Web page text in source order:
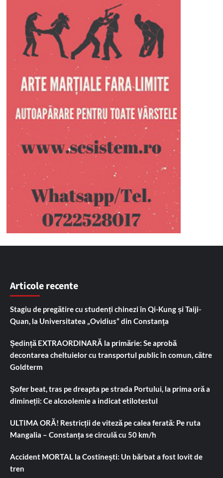
Articole recente
Stagiu de pregătire cu studenți chinezi în Qi-Kung și Taiji-
Quan, la Universitatea „Ovidius” din Constanța
Ședință EXTRAORDINARĂ la primărie: Se aprobă
decontarea cheltuielor cu transportul public în comun, către
Goldterm
Șofer beat, tras pe dreapta pe strada Portului, la prima oră a
dimineții: Ce alcoolemie a indicat etilotestul
ULTIMA ORĂ! Restricții de viteză pe calea ferată: Pe ruta
Mangalia – Constanța se circulă cu 50 km/h
Accident MORTAL la Costinești: Un bărbat a fost lovit de
tren